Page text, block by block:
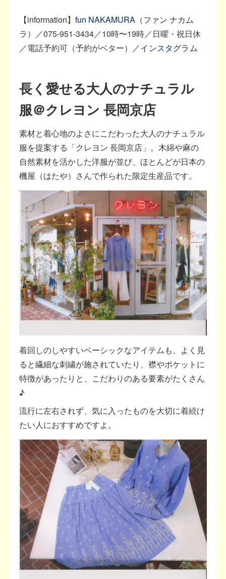
【information】fun NAKAMURA （ファン ナカム
ラ）／075-951-3434／10時〜19時／日曜・祝日休
／電話予約可（予約がベター）／インスタグラム
長く愛せる大人のナチュラル
服＠クレヨン 長岡京店
素材と着心地のよさにこだわった大人のナチュラル
服を提案する「クレヨン 長岡京店」。木綿や麻の
自然素材を活かした洋服が並び、ほとんどが日本の
機屋（はたや）さんで作られた限定生産品です。
着回しのしやすいベーシックなアイテムも、よく見
ると繊細な刺繍が施されていたり、襟やポケットに
特徴があったりと、こだわりのある要素がたくさん
♪
流行に左右されず、気に入ったものを大切に着続け
たい人におすすめですよ。